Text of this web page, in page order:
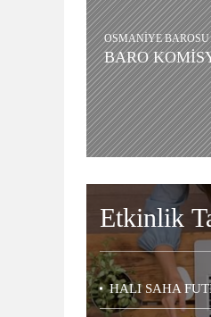
OSMANİYE BAROSU
BARO
Etkinlik
HALI SAHA